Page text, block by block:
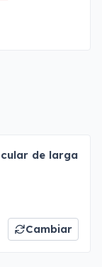
de larga
Cambiar